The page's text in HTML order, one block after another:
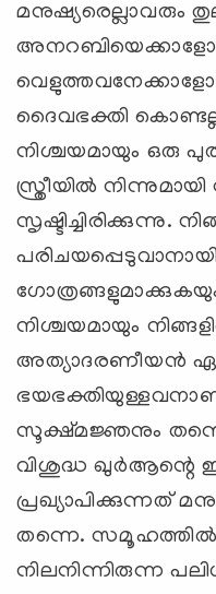
മനുഷ്യരെല്ലാവരും
ദൈവഭക്തി
നിശ്ചയമായും ഒരു
സ്ത്രീയില്‍
സൃഷ്ടിച്ചിരിക്കുന്നു.
ഗോത്രങ്ങളുമാക്കുകയും
നിശ്ചയമായും
അത്യാദരണീയന്‍
സൂക്ഷ്മജ്ഞനും
വിശുദ്ധ ഖുര്‍ആന്റെ
പ്രഖ്യാപിക്കുന്നത്
തന്നെ.
നിലനിന്നിരുന്ന